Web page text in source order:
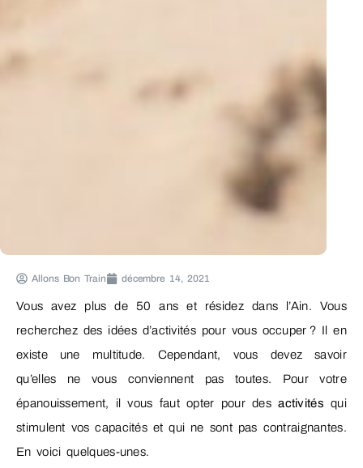
Allons Bon Train décembre 14, 2021
Vous avez plus de 50 ans et résidez dans l’Ain. Vous
recherchez des idées d’activités pour vous occuper ? Il en
existe une multitude. Cependant, vous devez savoir
qu’elles ne vous conviennent pas toutes. Pour votre
épanouissement, il vous faut opter pour desactivitésqui
stimulent vos capacités et qui ne sont pas contraignantes.
En voici quelques-unes.